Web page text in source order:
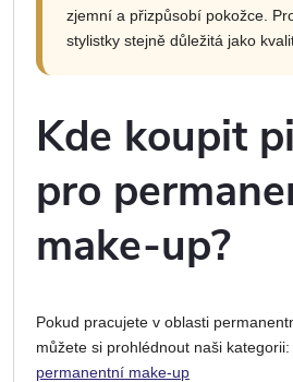
zjemní a přizpůsobí pokožce.
stylistky stejně důležitá jako
Kde koupit
pro
make-up?
Pokud pracujete v oblasti
můžete si prohlédnout naši kategorii:
permanentní make-up